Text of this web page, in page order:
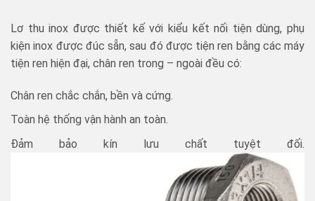
Lơ thu inox được thiết kế với kiểu kết nối tiện dùng, phụ
kiện inox được đúc sẵn, sau đó được tiện ren bằng các máy
tiện ren hiện đại, chân ren trong – ngoài đều có:
Chân ren chắc chắn, bền và cứng.
Toàn hệ thống vận hành an toàn.
Đảm bảo kín lưu chất tuyệt đối.